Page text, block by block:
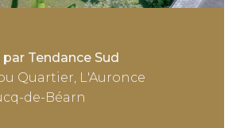
Tendance Sud
Quartier, L'Auronce
de-Béarn